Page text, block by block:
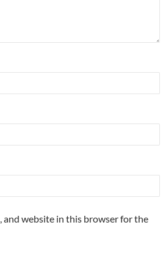
and website in this browser for the